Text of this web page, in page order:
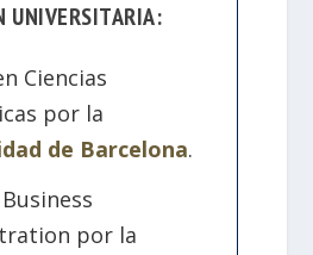
UNIVERSITARIA:
Ciencias
por la
de Barcelona.
por la